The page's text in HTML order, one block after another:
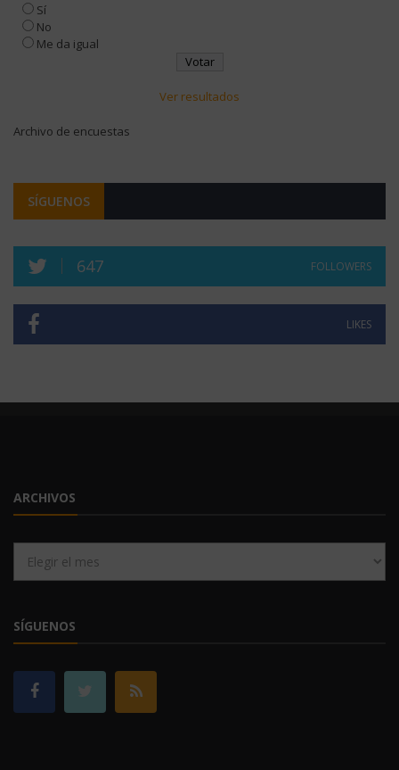
Sí
No
Me da igual
Ver resultados
Archivo de encuestas
SÍGUENOS
647 FOLLOWERS
LIKES
ARCHIVOS
SÍGUENOS